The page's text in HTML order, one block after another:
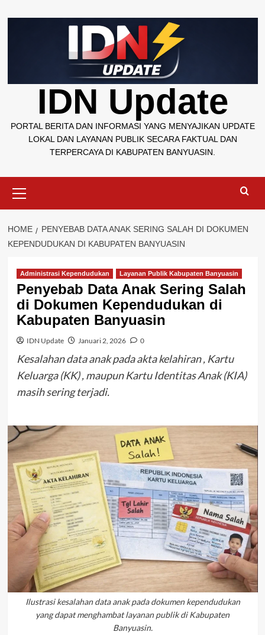
to
IDN Update
PORTAL BERITA DAN INFORMASI YANG MENYAJIKAN UPDATE
LOKAL DAN LAYANAN PUBLIK SECARA FAKTUAL DAN
TERPERCAYA DI KABUPATEN BANYUASIN.
Menu
HOME
PENYEBAB DATA ANAK SERING SALAH DI DOKUMEN
KEPENDUDUKAN DI KABUPATEN BANYUASIN
Administrasi Kependudukan Layanan Publik Kabupaten Banyuasin
Penyebab Data Anak Sering Salah
di Dokumen Kependudukan di
Kabupaten Banyuasin
IDN Update Januari 2, 2026 0
Kesalahan data anak pada akta kelahiran , Kartu
Keluarga (KK) , maupun Kartu Identitas Anak (KIA)
masih sering terjadi.
Ilustrasi kesalahan data anak pada dokumen kependudukan
yang dapat menghambat layanan publik di Kabupaten
Banyuasin.